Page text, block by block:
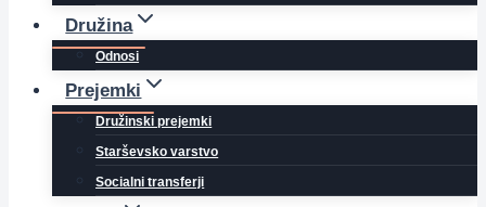
Družina
Odnosi
Prejemki
Družinski prejemki
Starševsko varstvo
Socialni transferji